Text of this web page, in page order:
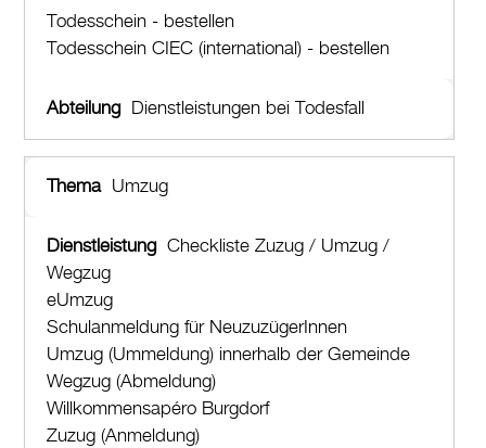
Todesschein - bestellen
Todesschein CIEC (international) - bestellen
Dienstleistungen bei Todesfall
Umzug
Checkliste Zuzug / Umzug /
Wegzug
eUmzug
Schulanmeldung für NeuzuzügerInnen
Umzug (Ummeldung) innerhalb der Gemeinde
Wegzug (Abmeldung)
Willkommensapéro Burgdorf
Zuzug (Anmeldung)